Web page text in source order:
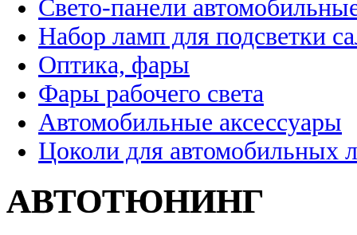
Свето-панели
Набор ламп для подсветки
Оптика, фары
Фары рабочего света
Автомобильные аксессуары
Цоколи для автомобильных
АВТОТЮНИНГ